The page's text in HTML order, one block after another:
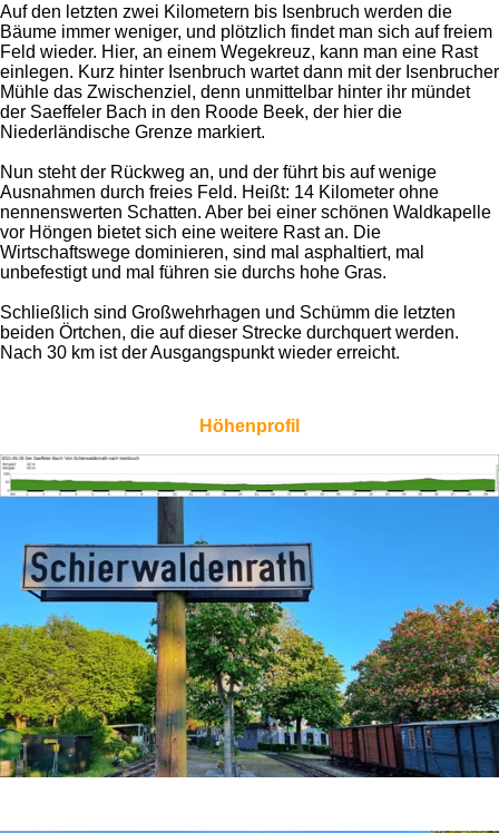
Auf den letzten zwei Kilometern bis Isenbruch werden die
Bäume immer weniger, und plötzlich findet man sich auf freiem
Feld wieder. Hier, an einem Wegekreuz, kann man eine Rast
einlegen. Kurz hinter Isenbruch wartet dann mit der Isenbrucher
Mühle das Zwischenziel, denn unmittelbar hinter ihr mündet
der Saeffeler Bach in den Roode Beek, der hier die
Niederländische Grenze markiert.
Nun steht der Rückweg an, und der führt bis auf wenige
Ausnahmen durch freies Feld. Heißt: 14 Kilometer ohne
nennenswerten Schatten. Aber bei einer schönen Waldkapelle
vor Höngen bietet sich eine weitere Rast an. Die
Wirtschaftswege dominieren, sind mal asphaltiert, mal
unbefestigt und mal führen sie durchs hohe Gras.
Schließlich sind Großwehrhagen und Schümm die letzten
beiden Örtchen, die auf dieser Strecke durchquert werden.
Nach 30 km ist der Ausgangspunkt wieder erreicht.
Höhenprofil